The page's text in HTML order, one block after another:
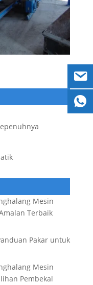
Mesin
Terbaik
Pakar untuk
Mesin
Pembekal